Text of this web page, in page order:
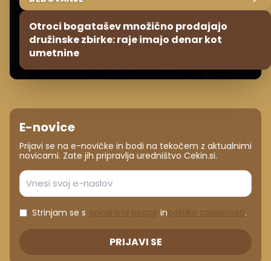
Otroci bogatašev množično prodajajo
družinske zbirke: raje imajo denar kot
umetnine
E-novice
Prijavi se na e-novičke in bodi na tekočem z aktualnimi
novicami. Zate jih pripravlja uredništvo Cekin.si.
Strinjam se s in .
PRIJAVI SE